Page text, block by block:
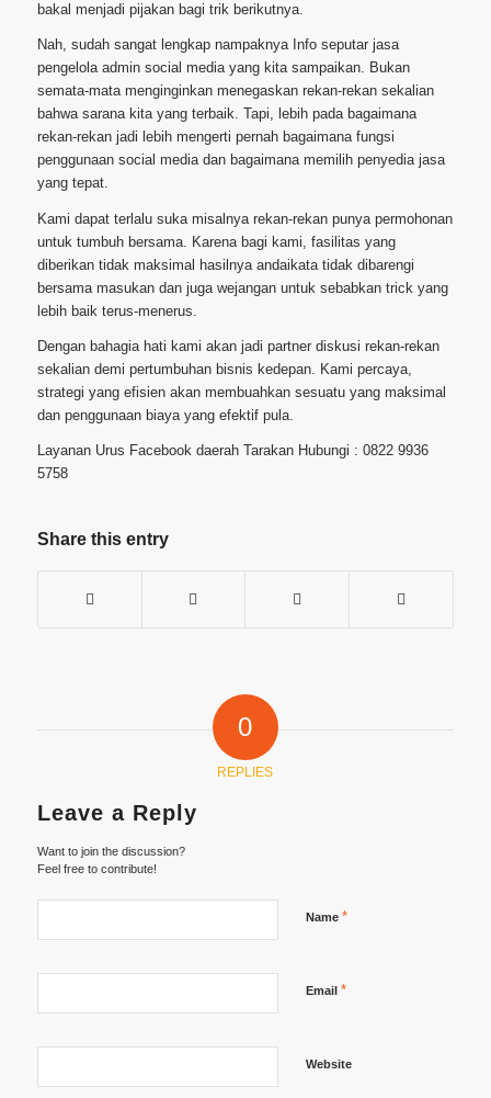
bakal menjadi pijakan bagi trik berikutnya.
Nah, sudah sangat lengkap nampaknya Info seputar jasa
pengelola admin social media yang kita sampaikan. Bukan
semata-mata menginginkan menegaskan rekan-rekan sekalian
bahwa sarana kita yang terbaik. Tapi, lebih pada bagaimana
rekan-rekan jadi lebih mengerti pernah bagaimana fungsi
penggunaan social media dan bagaimana memilih penyedia jasa
yang tepat.
Kami dapat terlalu suka misalnya rekan-rekan punya permohonan
untuk tumbuh bersama. Karena bagi kami, fasilitas yang
diberikan tidak maksimal hasilnya andaikata tidak dibarengi
bersama masukan dan juga wejangan untuk sebabkan trick yang
lebih baik terus-menerus.
Dengan bahagia hati kami akan jadi partner diskusi rekan-rekan
sekalian demi pertumbuhan bisnis kedepan. Kami percaya,
strategi yang efisien akan membuahkan sesuatu yang maksimal
dan penggunaan biaya yang efektif pula.
Layanan Urus Facebook daerah Tarakan Hubungi : 0822 9936
5758
Share this entry
0
REPLIES
Leave a Reply
Want to join the discussion?
Feel free to contribute!
Name *
Email *
Website